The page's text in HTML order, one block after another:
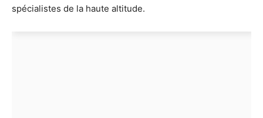
spécialistes de la haute altitude.